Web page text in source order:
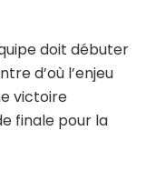
doit débuter
d’où l’enjeu
victoire
finale pour la